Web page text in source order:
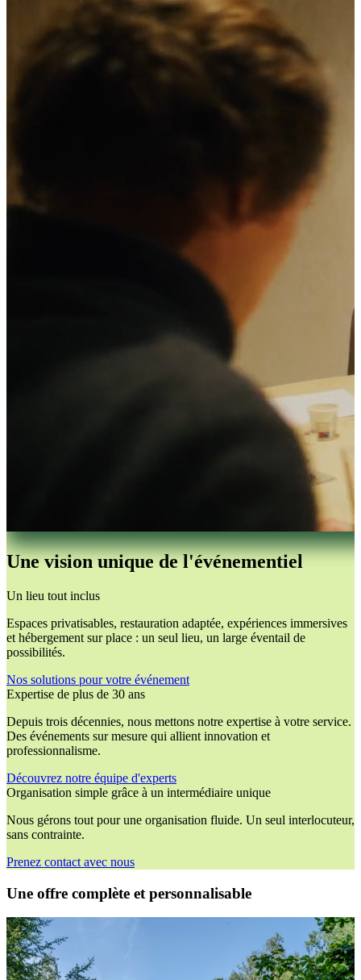
La Cité Suspendue Hôtel
Les Quais de Lutèce Hôtel
Les animations
Team Building
Une vision unique de l'événementiel
Un lieu tout inclus
Espaces privatisables, restauration adaptée, expériences immersives
et hébergement sur place : un seul lieu, un large éventail de
possibilités.
Nos solutions pour votre événement
Expertise de plus de 30 ans
Depuis trois décennies, nous mettons notre expertise à votre service.
Des événements sur mesure qui allient innovation et
professionnalisme.
Découvrez notre équipe d'experts
Organisation simple grâce à un intermédiaire unique
Nous gérons tout pour une organisation fluide. Un seul interlocuteur,
sans contrainte.
Prenez contact avec nous
Une offre complète et personnalisable